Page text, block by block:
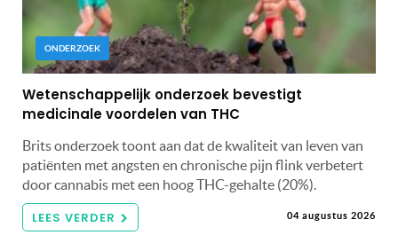
ONDERZOEK
Wetenschappelijk onderzoek bevestigt
medicinale voordelen van THC
Brits onderzoek toont aan dat de kwaliteit van leven van
patiënten met angsten en chronische pijn flink verbetert
door cannabis met een hoog THC-gehalte (20%).
LEES VERDER 04 augustus 2026